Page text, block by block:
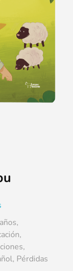
,
,
,
, Pérdidas